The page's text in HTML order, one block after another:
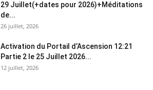
29 Juillet(+dates pour 2026)+Méditations
de...
26 juillet, 2026
Activation du Portail d’Ascension 12:21
Partie 2 le 25 Juillet 2026...
12 juillet, 2026